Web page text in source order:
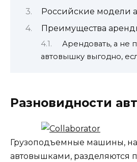
Российские модели
Преимущества
Арендовать, а не
автовышку выгодно,
Разновидности
Грузоподъемные машины,
автовышками, разделяются